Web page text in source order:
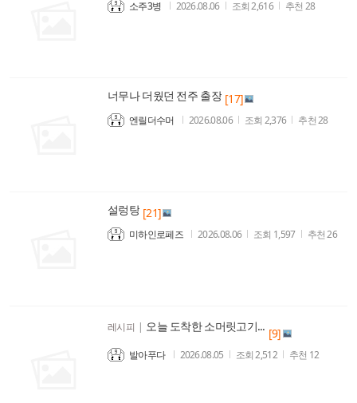
소주3병 2026.08.06 조회2,616 추천 28
너무나 더웠던 전주 출장 [17]
엔릴더수머 2026.08.06 조회 2,376 추천28
설렁탕 [21]
미하인로페즈 2026.08.06 조회 1,597 추천26
레시피 | 오늘 도착한 소머릿고기... [9]
발아푸다 2026.08.05 조회2,512 추천 12